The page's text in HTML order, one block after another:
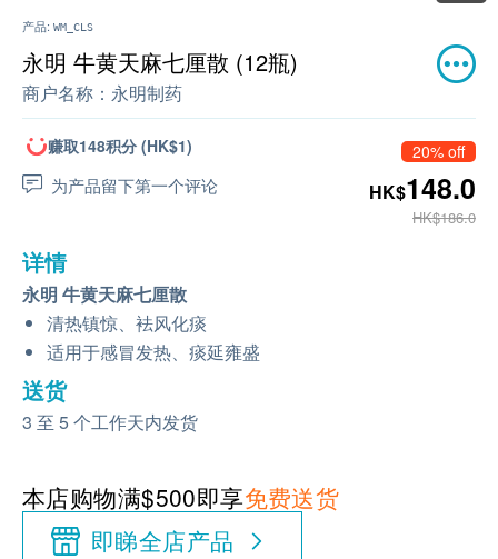
产品: WM_CLS
永明 牛黄天麻七厘散 (12瓶)
商户名称： 永明制药
赚取148积分 (HK$1)
为产品留下第一个评论
20% off
HK$148.0
HK$186.0
详情
永明 牛黄天麻七厘散
清热镇惊、袪风化痰
适用于感冒发热、痰延雍盛
送货
3 至 5 个工作天内发货
本店购物满$500即享免费送货
即睇全店产品